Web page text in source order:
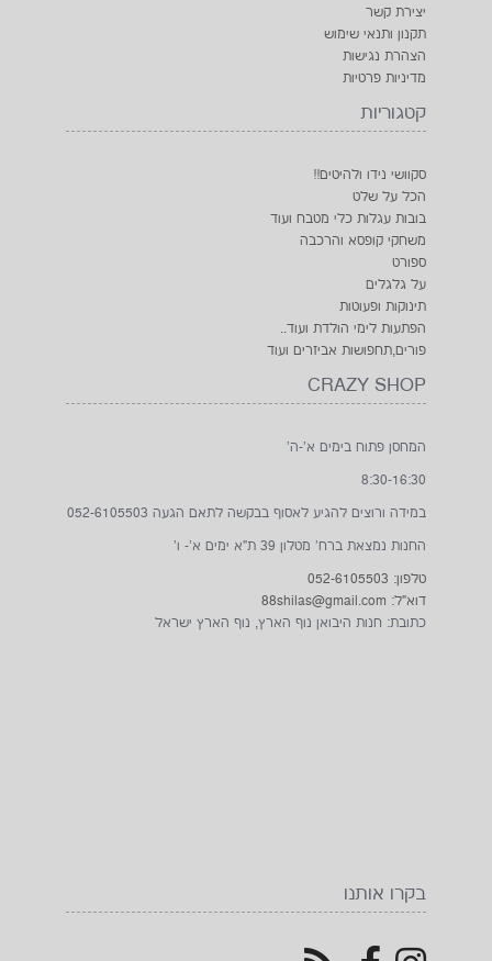
יצירת קשר
תקנון ותנאי שימוש
הצהרת נגישות
מדיניות פרטיות
קטגוריות
סקוושי נידו ולהיטים!!
הכל על שלט
בובות עגלות כלי מטבח ועוד
משחקי קופסא והרכבה
ספורט
על גלגלים
תינוקות ופעוטות
הפתעות לימי הולדת ועוד..
פורים,תחפושות אביזרים ועוד
CRAZY SHOP
המחסן פתוח בימים א'-ה'
8:30-16:30
במידה ורוצים להגיע לאסוף בבקשה לתאם הגעה 052-6105503
החנות נמצאת ברח' מטלון 39 ת"א ימים א'- ו'
טלפון: 052-6105503
דוא"ל: 88shilas@gmail.com
כתובת: חנות היבואן נוף הארץ, נוף הארץ ישראל
בקרו אותנו